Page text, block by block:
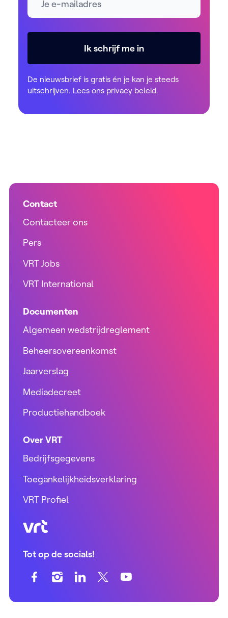
Ik schrijf me in
De nieuwsbrief is gratis én je kan je steeds
uitschrijven. Lees ons privacy beleid.
Contact
Contacteer ons
Pers
VRT Jobs
VRT International
Documenten
Algemeen wedstrijdreglement
Beheersovereenkomst
Jaarverslag
Mediadecreet
Productiehandboek
Over VRT
Bedrijfsgegevens
Toegankelijkheidsverklaring
VRT Profiel
VRT (home)
Tot op de socials!